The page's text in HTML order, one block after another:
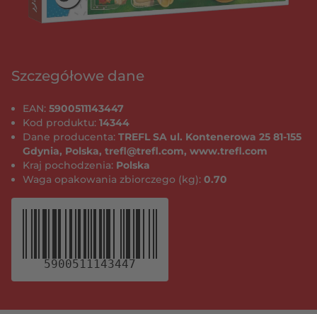
Szczegółowe dane
EAN: 5900511143447
Kod produktu: 14344
Dane producenta: TREFL SA ul. Kontenerowa 25 81-155
Gdynia, Polska, trefl@trefl.com, www.trefl.com
Kraj pochodzenia: Polska
Waga opakowania zbiorczego (kg): 0.70
5900511143447